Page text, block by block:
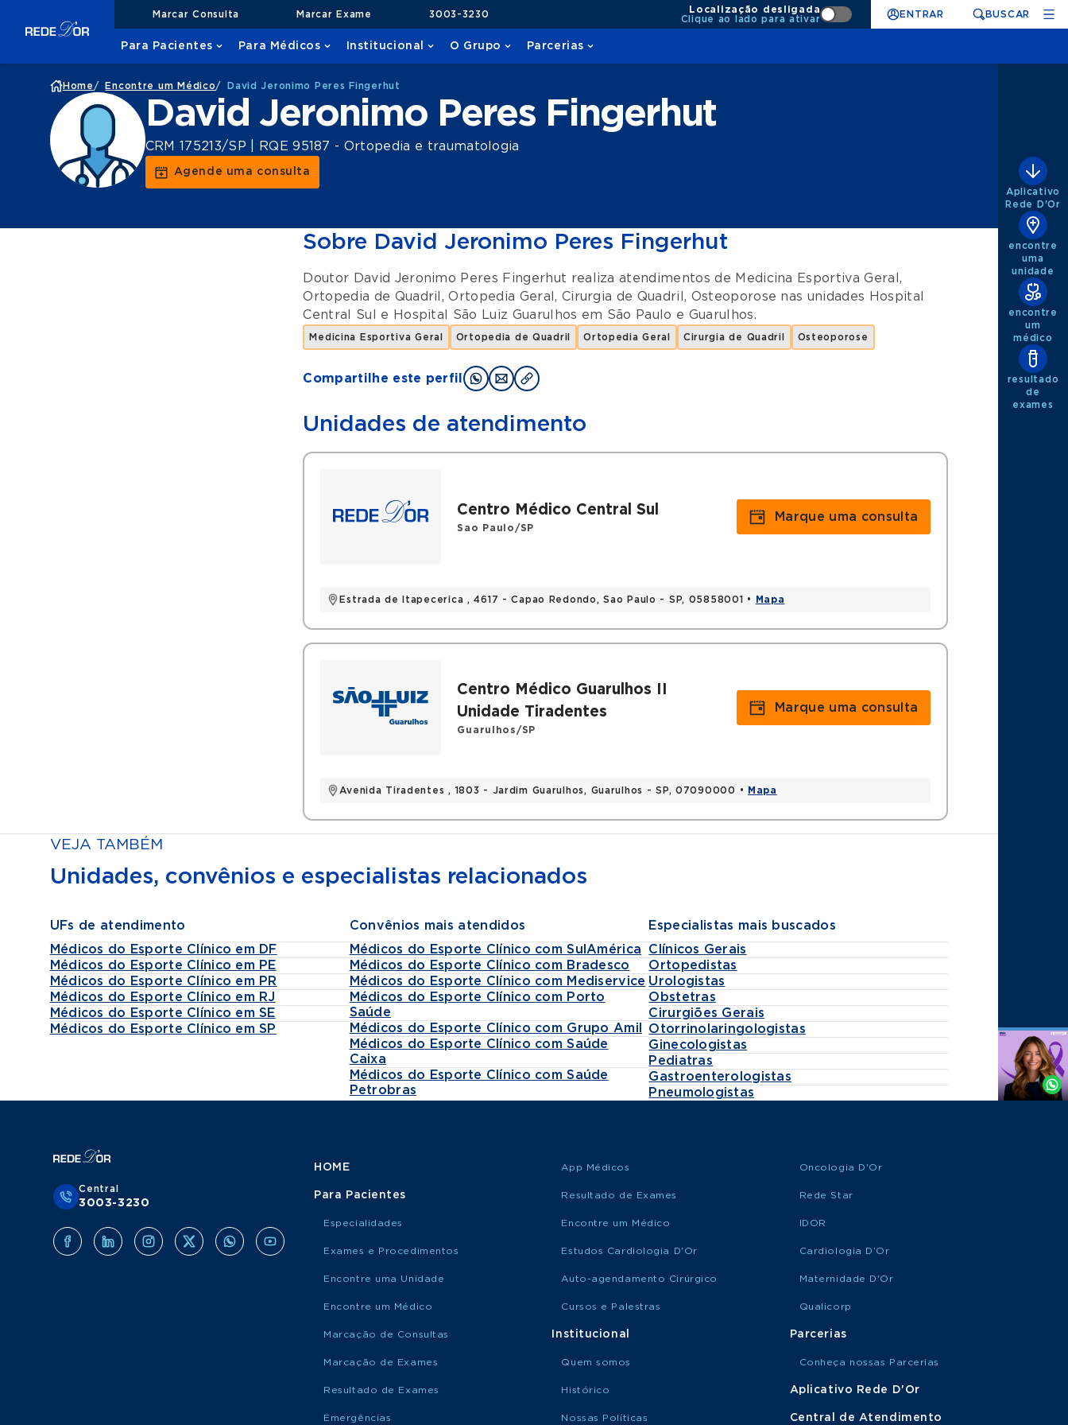
Marcar Consulta Marcar Exame 3003-3230
Localização desligada
Clique ao lado para ativar
ENTRAR BUSCAR
Para Pacientes Para Médicos Institucional O Grupo Parcerias
Home / Encontre um Médico/ David Jeronimo Peres Fingerhut
David Jeronimo Peres Fingerhut
CRM 175213/SP | RQE 95187 - Ortopedia e traumatologia
Agende uma consulta
Sobre David Jeronimo Peres Fingerhut
Doutor David Jeronimo Peres Fingerhut realiza atendimentos de Medicina Esportiva Geral ,
Ortopedia de Quadril ,Ortopedia Geral, Cirurgia de Quadril , Osteoporose nas unidades
Hospital
Central Sul
e Hospital São Luiz Guarulhos em São Paulo e Guarulhos.
Medicina Esportiva Geral Ortopedia de Quadril Ortopedia Geral Cirurgia de Quadril Osteoporose
Compartilhe este perfil
Unidades de atendimento
Centro Médico Central Sul
Sao Paulo/SP
Estrada de Itapecerica , 4617 - Capao Redondo, Sao Paulo - SP, 05858001 • Mapa
Marque uma consulta
Centro Médico Guarulhos II
Unidade Tiradentes
Guarulhos/SP
Avenida Tiradentes , 1803 - Jardim Guarulhos, Guarulhos - SP, 07090000 • Mapa
Marque uma consulta
VEJA TAMBÉM
Unidades, convênios e especialistas relacionados
UFs de atendimento
Médicos do Esporte Clínico em DF
Médicos do Esporte Clínico em PE
Médicos do Esporte Clínico em PR
Médicos do Esporte Clínico em RJ
Médicos do Esporte Clínico em SE
Médicos do Esporte Clínico em SP
Convênios mais atendidos
Médicos do Esporte Clínico com SulAmérica
Médicos do Esporte Clínico com Bradesco
Médicos do Esporte Clínico com Mediservice
Médicos do Esporte Clínico com Porto
Saúde
Médicos do Esporte Clínico com Grupo Amil
Médicos do Esporte Clínico com Saúde
Caixa
Médicos do Esporte Clínico com Saúde
Petrobras
Especialistas mais buscados
Clínicos Gerais
Ortopedistas
Urologistas
Obstetras
Cirurgiões Gerais
Otorrinolaringologistas
Ginecologistas
Pediatras
Gastroenterologistas
Pneumologistas
Aplicativo
Rede D'Or
encontre
uma
unidade
encontre
um
médico
resultado
de
exames
Agende
Whatsapp
Central
3003-3230
HOME
Para Pacientes
Especialidades
Exames e Procedimentos
Encontre uma Unidade
Encontre um Médico
Marcação de Consultas
Marcação de Exames
Resultado de Exames
Emergências
App Médicos
Resultado de Exames
Encontre um Médico
Estudos Cardiologia D'Or
Auto-agendamento Cirúrgico
Cursos e Palestras
Institucional
Quem somos
Histórico
Nossas Políticas
Oncologia D'Or
Rede Star
IDOR
Cardiologia D’Or
Maternidade D'Or
Qualicorp
Parcerias
Conheça nossas Parcerias
Aplicativo Rede D'Or
Central de Atendimento